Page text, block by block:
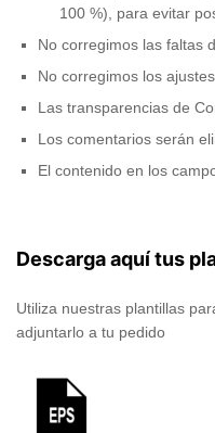
100 %), para evitar
No corregimos las faltas
No corregimos los
Las transparencias de
Los comentarios serán
El contenido en los
Descarga aquí tus
Utiliza nuestras plantillas
adjuntarlo a tu pedido